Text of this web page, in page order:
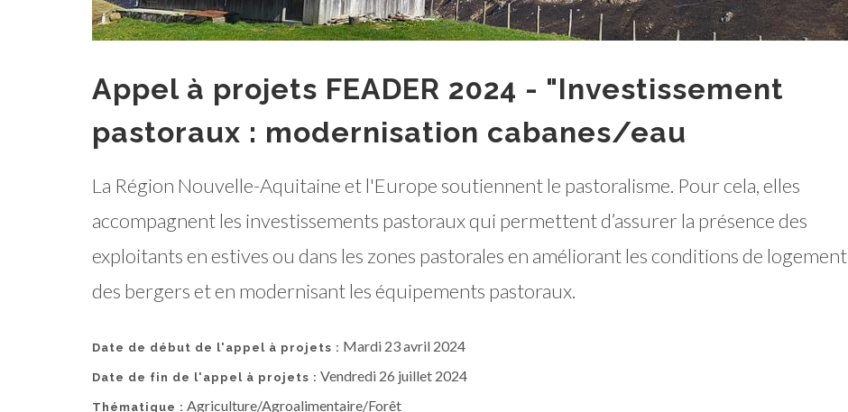
Appel à projets FEADER 2024 - "Investissement
pastoraux : modernisation cabanes/eau
La Région Nouvelle-Aquitaine et l'Europe soutiennent le pastoralisme. Pour cela, elles
accompagnent les investissements pastoraux qui permettent d’assurer la présence des
exploitants en estives ou dans les zones pastorales en améliorant les conditions de logement
des bergers et en modernisant les équipements pastoraux.
Date de début de l'appel à projets : Mardi 23 avril 2024
Date de fin de l'appel à projets : Vendredi 26 juillet 2024
Thématique : Agriculture/Agroalimentaire/Forêt